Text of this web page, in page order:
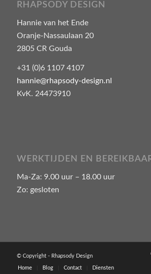
RHAPSODY DESIGN
Hannie van het Ende
Oranje-Nassaulaan 20
2805 CR Gouda
+31 (0)6 1107 4107
hannie@rhapsody-design.nl
KvK. 24473910
WERKTIJDEN EN
Ma-Za: 9.00 uur – 18.00 uur
Zo: gesloten
© Copyright - Rhapsody Design
Home Blog Contact Diensten